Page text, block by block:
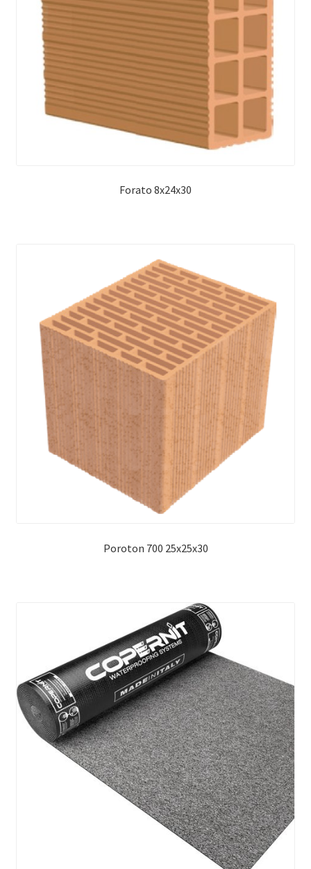
Forato 8x24x30
Poroton 700 25x25x30